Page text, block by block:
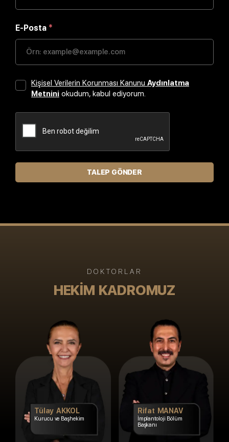
E-Posta *
Kişisel Verilerin Korunması Kanunu Aydınlatma
Metnini okudum, kabul ediyorum.
TALEP GÖNDER
DOKTORLAR
HEKIM KADROMUZ
Tülay AKKOL
Kurucu ve Başhekim
Rifat MANAV
İmplantoloji Bölüm
Başkanı